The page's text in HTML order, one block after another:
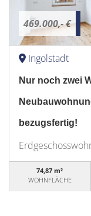
469.000,- €
Ingolstadt
Nur noch zwei
bezugsfertig!
74,87 m²
WOHNFLÄCHE